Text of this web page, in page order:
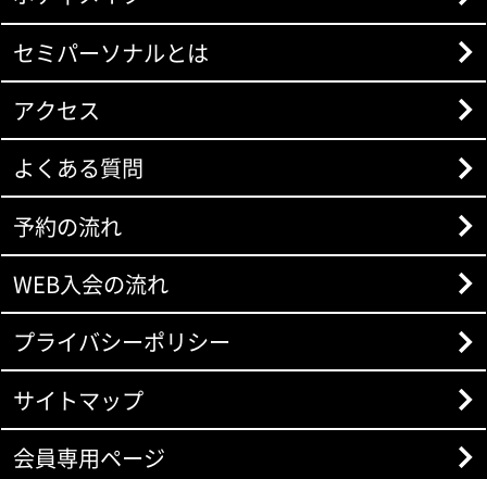
セミパーソナルとは
アクセス
よくある質問
予約の流れ
WEB入会の流れ
プライバシーポリシー
サイトマップ
会員専用ページ